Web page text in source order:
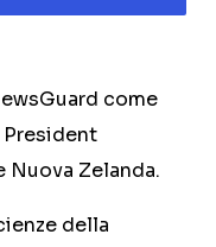
come
President
Nuova Zelanda.
della